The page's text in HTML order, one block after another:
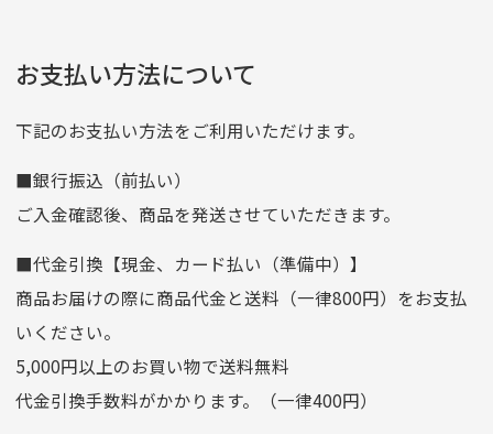
[…]
りますのでご了承くださいませ。
支店名
和歌山支店
口座種別
普通
口座番号
0255557
口座名義
株式会社一条
ゆうちょ銀行
ゆうちょ間
記号
14710
お支払い方法について
下記のお支払い方法をご利用いただけます。
■銀行振込（前払い）
ご入金確認後、商品を発送させていただきます。
■代金引換【現金、カード払い（準備中）】
商品お届けの際に商品代金と送料（一律800円）をお支払
いください。
5,000円以上のお買い物で送料無料
代金引換手数料がかかります。（一律400円）